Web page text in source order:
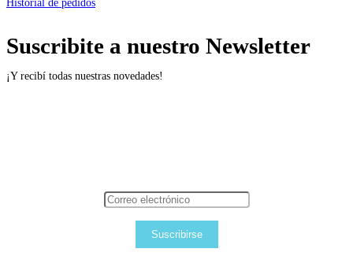
Historial de pedidos
Suscribite a nuestro Newsletter
¡Y recibí todas nuestras novedades!
Suscribirse